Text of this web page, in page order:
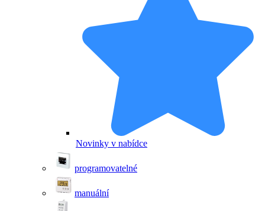
Novinky v nabídce
programovatelné
manuální